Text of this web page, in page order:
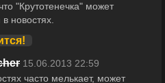
"Крутотенечка" может
в новостях.
15.06.2013 22:59
часто мелькает, может